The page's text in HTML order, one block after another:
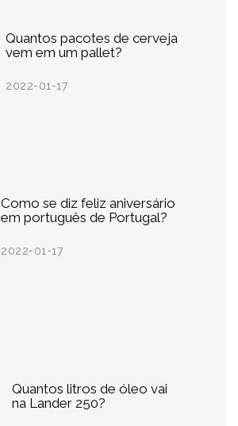
Quantos pacotes de cerveja
vem em um pallet?
2022-01-17
Como se diz feliz aniversário
em português de Portugal?
2022-01-17
Quantos litros de óleo vai
na Lander 250?